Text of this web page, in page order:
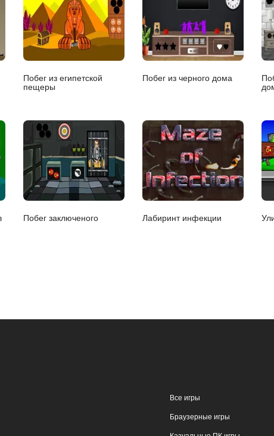
Побег из египетской
пещеры
Побег из черного дома
Побег заключеного Лабиринт инфекции
Все игры
Браузерные игры